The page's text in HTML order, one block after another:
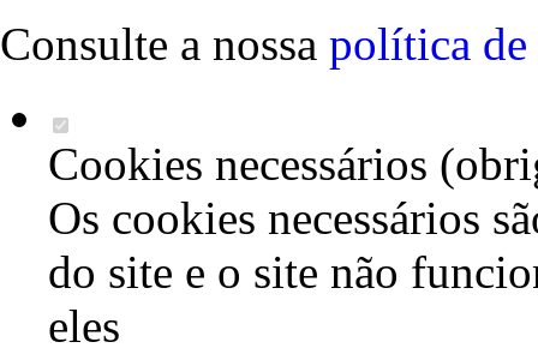
Consulte a nossa política de
Cookies necessários
Os cookies necessários
do site e o site não
eles